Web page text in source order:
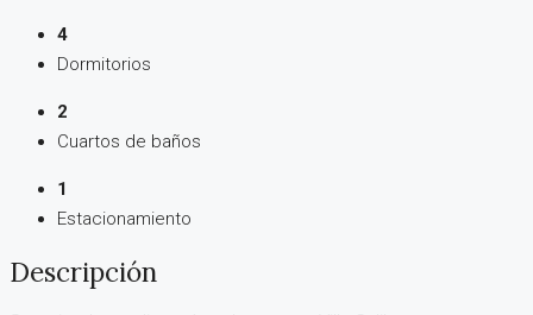
4
Dormitorios
2
Cuartos de baños
1
Estacionamiento
Descripción